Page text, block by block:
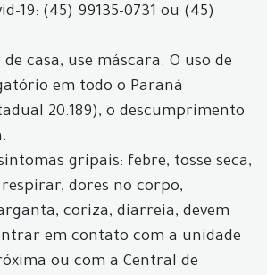
19: (45) 99135-0731 ou (45)
casa, use máscara. O uso de
em todo o Paraná
20.189), o descumprimento
gripais: febre, tosse seca,
dores no corpo,
coriza, diarreia, devem
em contato com a unidade
ou com a Central de